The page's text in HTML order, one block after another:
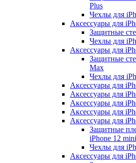
Plus
Чехлы для
Аксессуары для
Защитные
Чехлы для
Аксессуары для
Защитные
Max
Чехлы для
Аксессуары для
Аксессуары для
Аксессуары для
Аксессуары для
Аксессуары для
Защитные
iPhone 12 mini
Чехлы для
Аксессуары для